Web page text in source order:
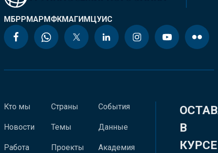
МБРРМАРМФКМАГИМЦУИС
Кто мы
Новости
Работа
Страны
Темы
Проекты
События
Данные
Академия
В
КУРСЕ